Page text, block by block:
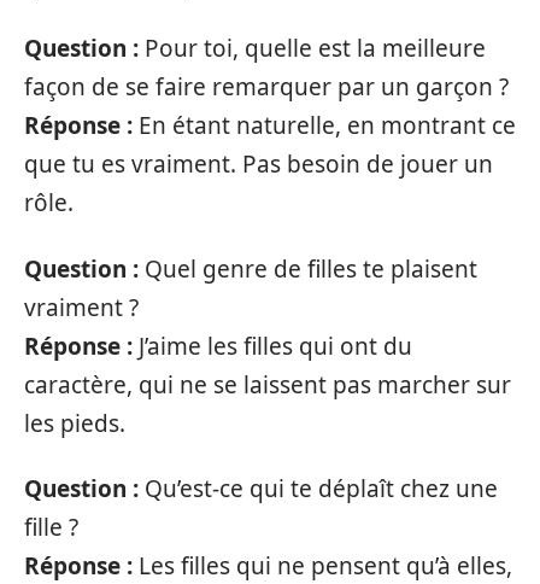
Question : Pour toi, quelle est la meilleure
façon de se faire remarquer par un garçon ?
Réponse : En étant naturelle, en montrant ce
que tu es vraiment. Pas besoin de jouer un
rôle.
Question : Quel genre de filles te plaisent
vraiment ?
Réponse : J’aime les filles qui ont du
caractère, qui ne se laissent pas marcher sur
les pieds.
Question : Qu’est-ce qui te déplaît chez une
fille ?
Réponse : Les filles qui ne pensent qu’à elles,